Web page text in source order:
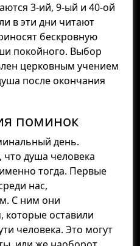
3-ий, 9-ый и 40-ой
в эти дни читают
бескровную
покойного. Выбор
церковным учением
после окончания
поминок
день.
что душа человека
тогда. Первые
нас,
С ним они
которые оставили
человека. Это могут